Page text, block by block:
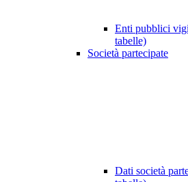
Enti pubblici
tabelle)
Società partecipate
Dati società